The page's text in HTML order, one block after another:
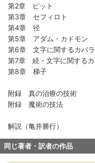
第2章 ピット
第3章 セフィロト
第4章 径
第5章 アダム・カドモン
第6章 文字に関するカバラ
第7章 続・文字に関するカ
第8章 梯子
附録 真の治療の技術
附録 魔術の技法
解説（亀井勝行）
同じ著者・訳者の作品